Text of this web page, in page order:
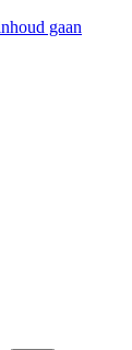
gaan